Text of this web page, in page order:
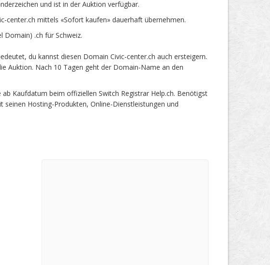
und ist in der Auktion verfügbar.
center.ch mittels «Sofort kaufen» dauerhaft übernehmen.
Domain) .ch für Schweiz.
du kannst diesen Domain Civic-center.ch auch ersteigern.
Auktion. Nach 10 Tagen geht der Domain-Name an den
Kaufdatum beim offiziellen Switch Registrar Help.ch. Benötigst
Hosting-Produkten, Online-Dienstleistungen und